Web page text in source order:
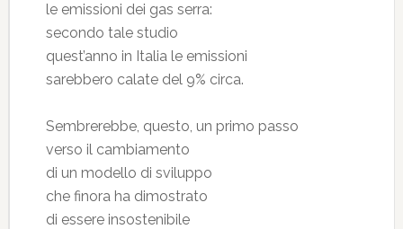
le emissioni dei gas serra:
secondo tale studio
quest’anno in Italia le emissioni
sarebbero calate del 9% circa.
Sembrerebbe, questo, un primo passo
verso il cambiamento
di un modello di sviluppo
che finora ha dimostrato
di essere insostenibile